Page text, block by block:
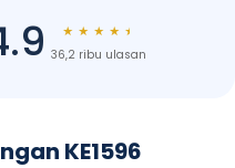
★ ★ ★ ★ ★
36,2 ribu ulasan
KE1596